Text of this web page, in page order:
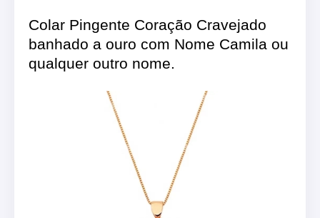
Colar Pingente Coração Cravejado
banhado a ouro com Nome Camila ou
qualquer outro nome.